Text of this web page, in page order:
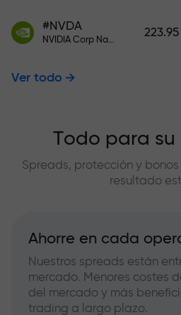
#NVDA
NVIDIA Corp Nasdaq Stock Exchange (Nasdaq) USD
223.95
Ver todo
Todo para su
Spreads, protección y
resultado
Ahorre en cada
Nuestros spreads están
mercado. Menores costes
del mercado y más
trading a largo plazo.